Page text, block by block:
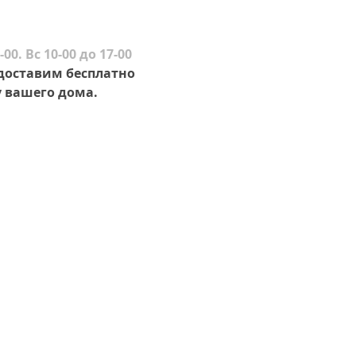
Вс 10-00 до 17-00
бесплатно
дома.